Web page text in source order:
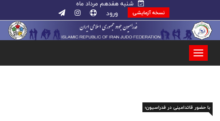
شنبه هفدهم مرداد ماه
نسخه آزمایشی ورود
با حضور قائدامینی در فدراسیون؛